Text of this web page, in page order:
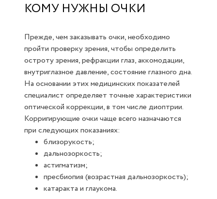
КОМУ НУЖНЫ ОЧКИ
Прежде, чем заказывать очки, необходимо
пройти проверку зрения, чтобы определить
остроту зрения, рефракции глаз, аккомодации,
внутриглазное давление, состояние глазного дна.
На основании этих медицинских показателей
специалист определяет точные характеристики
оптической коррекции, в том числе диоптрии.
Корригирующие очки чаще всего назначаются
при следующих показаниях:
близорукость;
дальнозоркость;
астигматизм;
пресбиопия (возрастная дальнозоркость);
катаракта и глаукома.